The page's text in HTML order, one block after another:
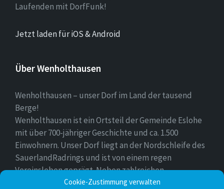
Cookie-Zustimmung verwalten
Laufenden mit DorfFunk!
Jetzt laden für iOS & Android
Über Wenholthausen
Wenholthausen – unser Dorf im Land der tausend
Berge!
Wenholthausen ist ein Ortsteil der Gemeinde Eslohe
mit über 700-jähriger Geschichte und ca. 1.500
Einwohnern. Unser Dorf liegt an der Nordschleife des
SauerlandRadrings und ist von einem regen
Vereinsleben geprägt. Neben zahlreichen
Freizeitmöglichkeiten ist unser Ort für sein